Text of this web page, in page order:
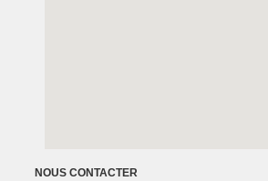
NOUS CONTACTER